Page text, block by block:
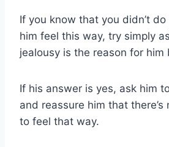
If you know that you didn’t
him feel this way, try simply
jealousy is the reason for him
If his answer is yes, ask him
and reassure him that there’s
to feel that way.